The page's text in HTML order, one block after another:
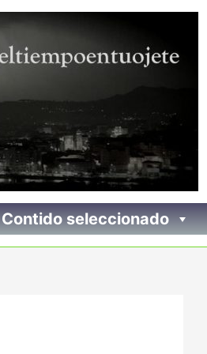
Contido seleccionado